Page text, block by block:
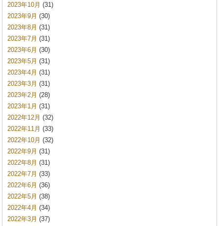
2023年10月 (31)
2023年9月 (30)
2023年8月 (31)
2023年7月 (31)
2023年6月 (30)
2023年5月 (31)
2023年4月 (31)
2023年3月 (31)
2023年2月 (28)
2023年1月 (31)
2022年12月 (32)
2022年11月 (33)
2022年10月 (32)
2022年9月 (31)
2022年8月 (31)
2022年7月 (33)
2022年6月 (36)
2022年5月 (38)
2022年4月 (34)
2022年3月 (37)